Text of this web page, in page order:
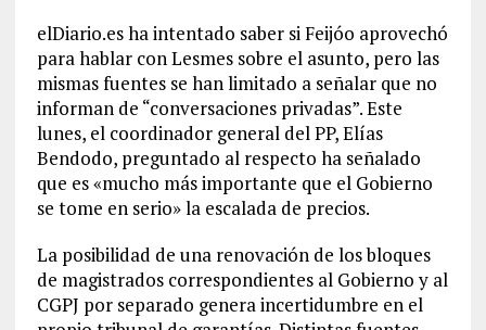
elDiario.es ha intentado saber si Feijóo aprovechó
para hablar con Lesmes sobre el asunto, pero las
mismas fuentes se han limitado a señalar que no
informan de “conversaciones privadas”. Este
lunes, el coordinador general del PP, Elías
Bendodo, preguntado al respecto ha señalado
que es «mucho más importante que el Gobierno
se tome en serio» la escalada de precios.
La posibilidad de una renovación de los bloques
de magistrados correspondientes al Gobierno y al
CGPJ por separado genera incertidumbre en el